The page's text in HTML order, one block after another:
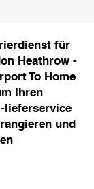
für
Heathrow -
To Home
Ihren
lieferservice
und